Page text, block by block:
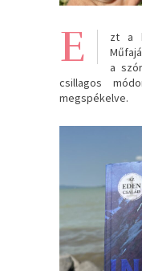
E
zt a
a
csillagos
megspékelve.